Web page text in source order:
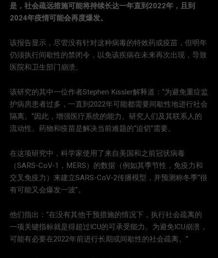
是，社会疏远措施可能将持续长达一年直到2022年，且到
2024年疫情可能会再度爆发。
该报告显示，尽管没有针对这种病毒的特效药或疫苗，但明年
仍须执行间歇性的禁闭令，以免该疾病在未来再次出现，导致
医院和卫生部门崩溃。
该研究的其中一位作者Stephen Kissler解释道：“为避免重症监
护病房患者过多，一直到2022年可能都需要间歇性地进行社会
隔离。”因此，增强医疗系统的能力、研究人们及其联系人的
流动性、药物和疫苗是解决当前难题的“迫切”需要。
在这项研究中，科学家使用了来自美国和之前冠状病毒
（SARS-CoV-1，MERS）的数据（例如其季节性，免疫力和
交叉免疫力）来建立SARS-CoV-2传播模型，并预测称冬季“很
有可能又会爆发一波”。
他们指出：“在没有其他干预措施的情况下，执行社会疏离的
一项关键指标就是得超过ICU的可承受能力。为避免ICU崩溃，
可能有必要在2022年前进行长期或间歇性的社会疏离。”